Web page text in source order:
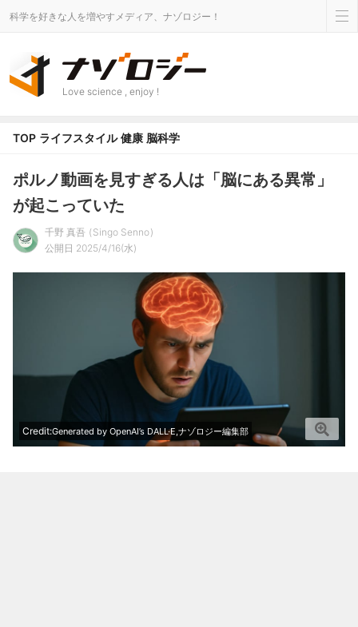
科学を好きな人を増やすメディア、ナゾロジー！
Love science , enjoy !
TOP ライフスタイル 健康 脳科学
ポルノ動画を見すぎる人は「脳にある異常」
が起こっていた
千野 真吾
Singo Senno
公開日 2025/4/16(水)
Credit:Generated by OpenAI’s DALL·E,ナゾロジー編集部